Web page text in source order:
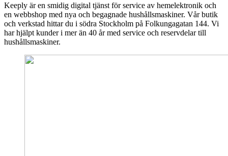
Keeply är en smidig digital tjänst för service av hemelektronik och
en webbshop med nya och begagnade hushållsmaskiner. Vår butik
och verkstad hittar du i södra Stockholm på Folkungagatan 144. Vi
har hjälpt kunder i mer än 40 år med service och reservdelar till
hushållsmaskiner.